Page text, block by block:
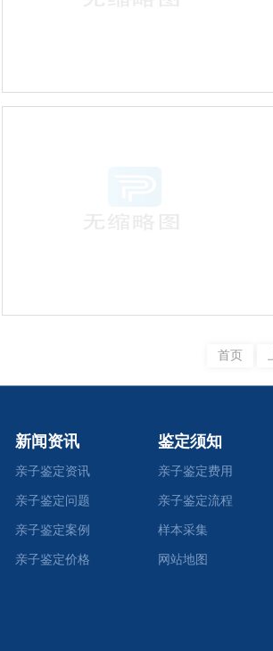
首页
新闻资讯
亲子鉴定资讯
亲子鉴定问题
亲子鉴定案例
亲子鉴定价格
鉴定须知
亲子鉴定费用
亲子鉴定流程
样本采集
网站地图